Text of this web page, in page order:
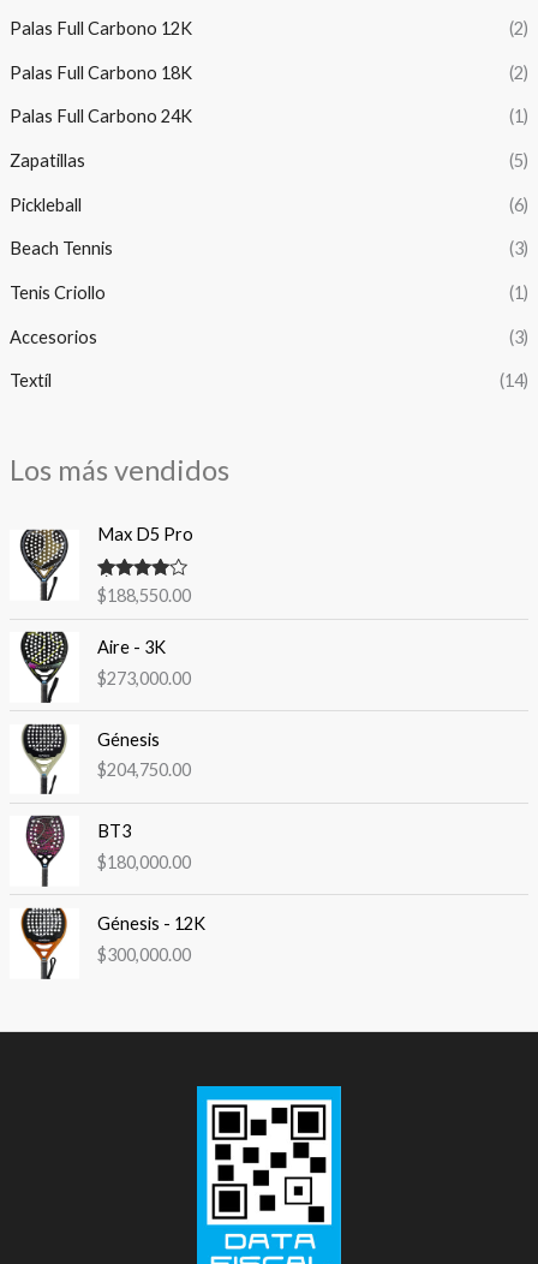
Palas Full Carbono 12K (2)
Palas Full Carbono 18K (2)
Palas Full Carbono 24K (1)
Zapatillas (5)
Pickleball (6)
Beach Tennis (3)
Tenis Criollo (1)
Accesorios (3)
Textíl (14)
Los más vendidos
Max D5 Pro
Valorado
con
4.00
$188,550.00
Aire - 3K
$273,000.00
Génesis
$204,750.00
BT3
$180,000.00
Génesis - 12K
$300,000.00